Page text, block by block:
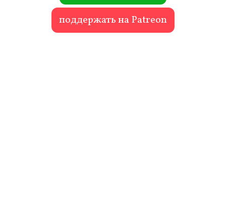
поддержать на Patreon